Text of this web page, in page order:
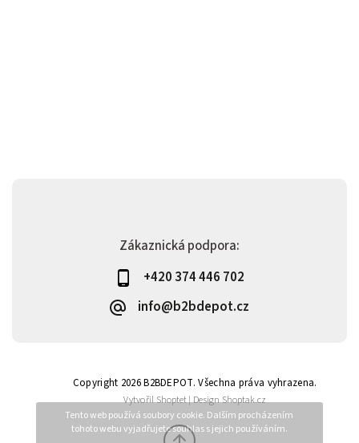
Tento web používá soubory cookie. Dalším procházením
tohoto webu vyjadřujete souhlas s jejich používáním.
Zákaznická podpora:
+420 374 446 702
info@b2bdepot.cz
Copyright 2026B2BDEPOT. Všechna práva vyhrazena.
VytvořilShoptet| DesignShoptak.cz